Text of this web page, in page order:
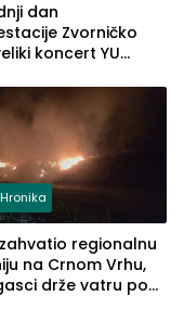
dan
Zvorničko
koncert YU
regionalnu
na Crnom Vrhu,
drže vatru pod